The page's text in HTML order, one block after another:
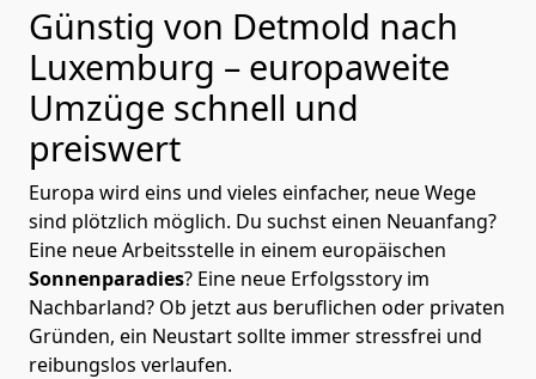
Günstig von Detmold nach
Luxemburg – europaweite
Umzüge schnell und
preiswert
Europa wird eins und vieles einfacher, neue Wege
sind plötzlich möglich. Du suchst einen Neuanfang?
Eine neue Arbeitsstelle in einem europäischen
Sonnenparadies? Eine neue Erfolgsstory im
Nachbarland? Ob jetzt aus beruflichen oder privaten
Gründen, ein Neustart sollte immer stressfrei und
reibungslos verlaufen.